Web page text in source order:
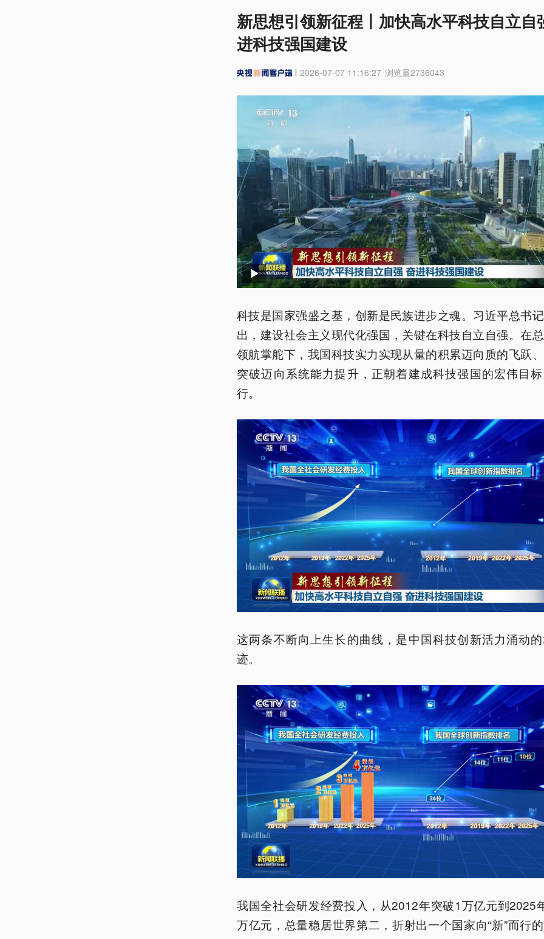
新思想引领新征程丨加快高水平科技自立自
进科技强国建设
2026-07-07 11:16:27 浏览量2736043
科技是国家强盛之基，创新是民族进步之魂。习近平总书
出，建设社会主义现代化强国，关键在科技自立自强。在
领航掌舵下，我国科技实力实现从量的积累迈向质的飞跃
突破迈向系统能力提升，正朝着建成科技强国的宏伟目
行。
这两条不断向上生长的曲线，是中国科技创新活力涌动
迹。
我国全社会研发经费投入，从2012年突破1万亿元到2025
万亿元，总量稳居世界第二，折射出一个国家向“新”而行